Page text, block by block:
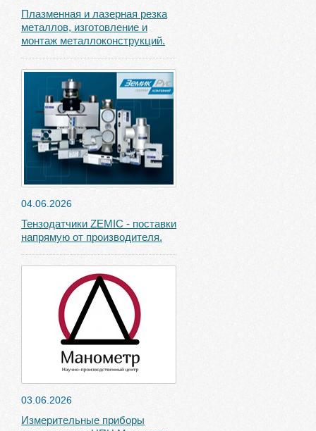
Плазменная и лазерная резка
металлов, изготовление и
монтаж металлоконструкций.
04.06.2026
Тензодатчики ZEMIC - поставки
напрямую от производителя.
03.06.2026
Измерительные приборы